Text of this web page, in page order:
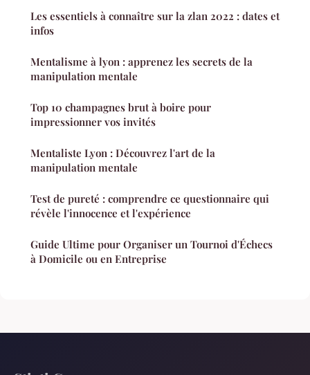
Les essentiels à connaître sur la zlan 2022 : dates et
infos
Mentalisme à lyon : apprenez les secrets de la
manipulation mentale
Top 10 champagnes brut à boire pour
impressionner vos invités
Mentaliste Lyon : Découvrez l'art de la
manipulation mentale
Test de pureté : comprendre ce questionnaire qui
révèle l'innocence et l'expérience
Guide Ultime pour Organiser un Tournoi d'Échecs
à Domicile ou en Entreprise